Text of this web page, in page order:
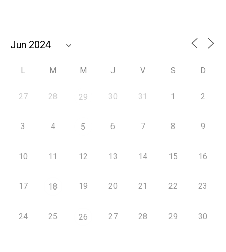
L M M J V S D
27 28 29 30 31 1 2
3 4 5 6 7 8 9
10 11 12 13 14 15 16
17 18 19 20 21 22 23
24 25 26 27 28 29 30